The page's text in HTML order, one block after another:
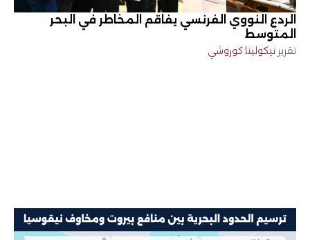
الردع النووي الفرنسي يفاقم المخاطر في البحر
المتوسط
تقرير نيكوليتا كوروشي